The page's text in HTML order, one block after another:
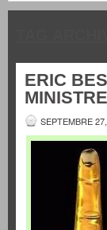
ERIC
SEPTEMBRE